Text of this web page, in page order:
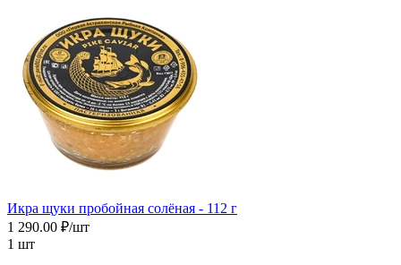
Икра щуки пробойная солёная - 112 г
1 290.00 ₽/шт
1 шт